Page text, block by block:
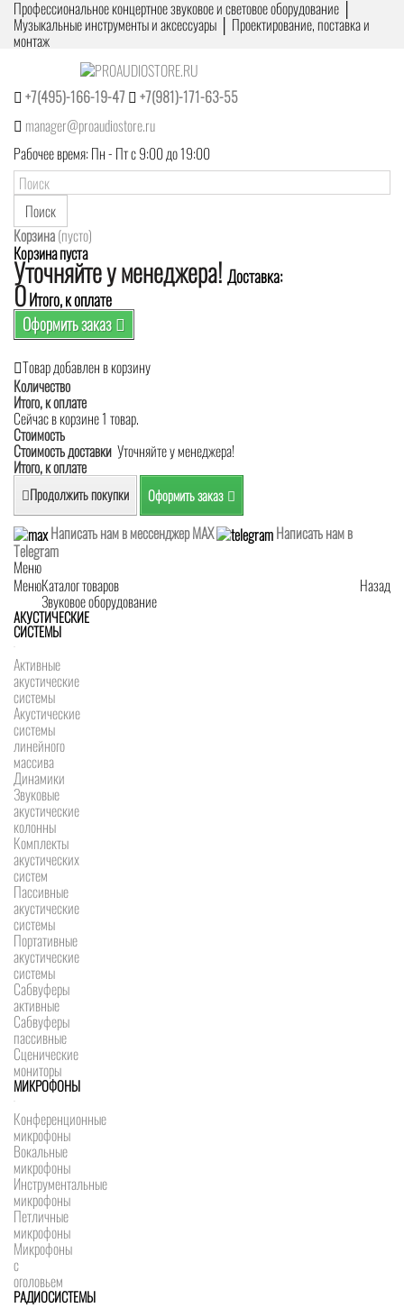
Профессиональное концертное звуковое и световое оборудование │
Музыкальные инструменты и аксессуары │ Проектирование, поставка и
монтаж
+7(495)-166-19-47
+7(981)-171-63-55
manager@proaudiostore.ru
Рабочее время: Пн - Пт с 9:00 до 19:00
Поиск
Корзина(пусто)
Корзина пуста
Уточняйте у менеджера! Доставка:
0Итого, к оплате
Оформить заказ
Товар добавлен в корзину
Количество
Итого, к оплате
Сейчас в корзине 1 товар.
Стоимость
Стоимость доставки Уточняйте у менеджера!
Итого, к оплате
Продолжить покупки Оформить заказ
Написать нам в мессенджер MAX
Написать нам в
Telegram
Меню
Меню
Назад
Каталог товаров
Звуковое оборудование
АКУСТИЧЕСКИЕ
СИСТЕМЫ
Активные
акустические
системы
Акустические
системы
линейного
массива
Динамики
Звуковые
акустические
колонны
Комплекты
акустических
систем
Пассивные
акустические
системы
Портативные
акустические
системы
Сабвуферы
активные
Сабвуферы
пассивные
Сценические
мониторы
МИКРОФОНЫ
Конференционные
микрофоны
Вокальные
микрофоны
Инструментальные
микрофоны
Петличные
микрофоны
Микрофоны
с
оголовьем
РАДИОСИСТЕМЫ